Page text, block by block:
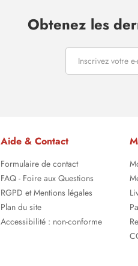
Obtenez les
Aide & Contact
Formulaire de contact
FAQ - Foire aux Questions
RGPD et Mentions légales
Plan du site
Accessibilité : non-conforme